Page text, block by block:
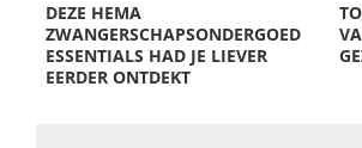
DEZE HEMA
ZWANGERSCHAPSONDERGOED
ESSENTIALS HAD JE LIEVER
EERDER ONTDEKT